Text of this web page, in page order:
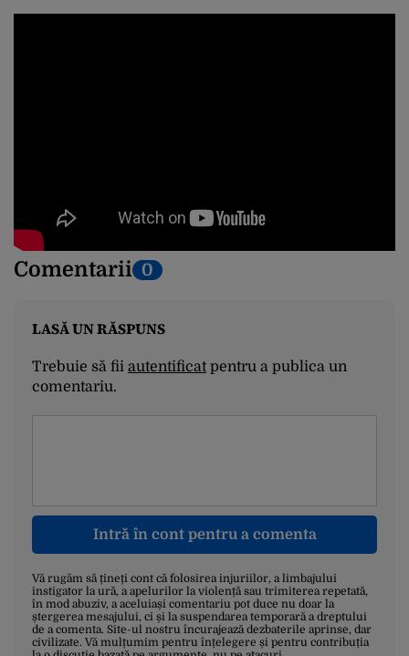
Comentarii 0
LASĂ UN RĂSPUNS
Trebuie să fii autentificatpentru a publica un
comentariu.
Intră în cont pentru a comenta
Vă rugăm să țineți cont că folosirea injuriilor, a limbajului
instigator la ură, a apelurilor la violență sau trimiterea repetată,
în mod abuziv, a aceluiași comentariu pot duce nu doar la
ștergerea mesajului, ci și la suspendarea temporară a dreptului
de a comenta. Site-ul nostru încurajează dezbaterile aprinse, dar
civilizate. Vă mulțumim pentru înțelegere și pentru contribuția